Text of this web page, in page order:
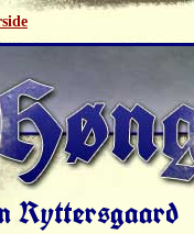
Ryttersgaard